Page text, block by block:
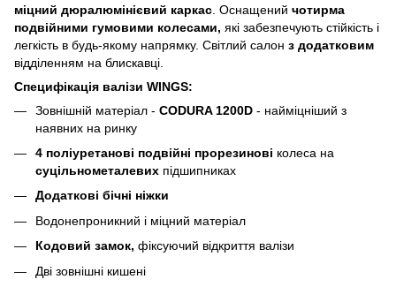
міцний дюралюмінієвий каркас . Оснащений чотирма
подвійними гумовими колесами, які забезпечують стійкість і
легкість в будь-якому напрямку. Світлий салон з додатковим
відділенням на блискавці.
Специфікація валізи WINGS:
Зовнішній матеріал - CODURA 1200D - найміцніший з
наявних на ринку
4 поліуретанові подвійні прорезинові колеса на
суцільнометалевих підшипниках
Додаткові бічні ніжки
Водонепроникний і міцний матеріал
Кодовий замок, фіксуючий відкриття валізи
Дві зовнішні кишені